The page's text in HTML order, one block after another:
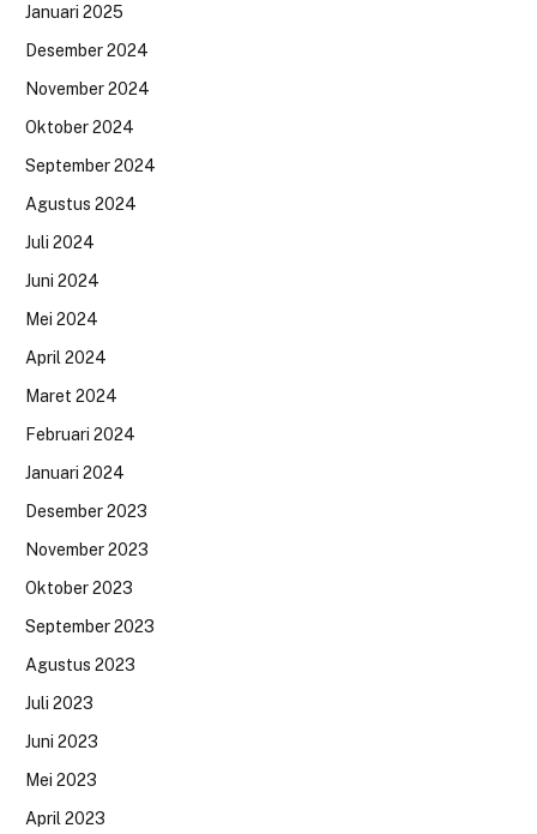
Januari 2025
Desember 2024
November 2024
Oktober 2024
September 2024
Agustus 2024
Juli 2024
Juni 2024
Mei 2024
April 2024
Maret 2024
Februari 2024
Januari 2024
Desember 2023
November 2023
Oktober 2023
September 2023
Agustus 2023
Juli 2023
Juni 2023
Mei 2023
April 2023